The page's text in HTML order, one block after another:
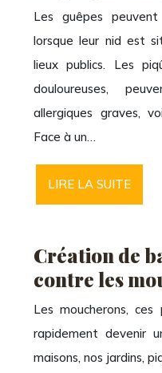
Les guêpes
lorsque leur nid est
lieux publics. Les
douloureuses,
allergiques graves,
Face à un…
LIRE LA SUITE
Création de
contre les
Les moucherons,
rapidement devenir
maisons, nos jardins,